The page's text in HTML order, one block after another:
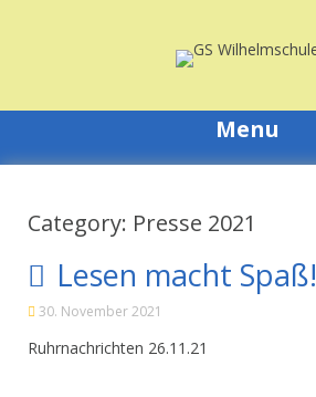
Menu
Category: Presse 2021
Lesen macht Spaß!
30. November 2021
Ruhrnachrichten 26.11.21